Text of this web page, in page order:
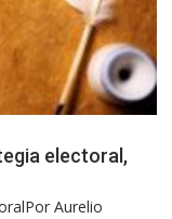
electoral,
Aurelio